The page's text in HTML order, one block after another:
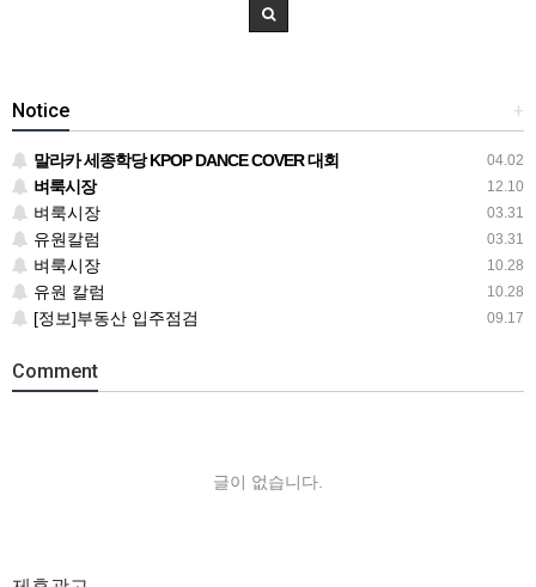
+
Notice
04.02
말라카 세종학당 KPOP DANCE COVER 대회
12.10
벼룩시장
03.31
벼룩시장
03.31
유원칼럼
10.28
벼룩시장
10.28
유원 칼럼
09.17
[정보]부동산 입주점검
Comment
글이 없습니다.